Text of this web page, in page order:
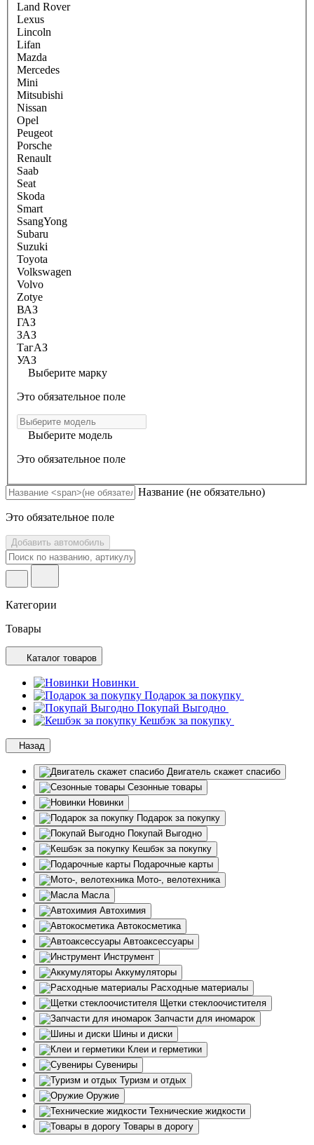
Land Rover
Lexus
Lincoln
Lifan
Mazda
Mercedes
Mini
Mitsubishi
Nissan
Opel
Peugeot
Porsche
Renault
Saab
Seat
Skoda
Smart
SsangYong
Subaru
Suzuki
Toyota
Volkswagen
Volvo
Zotye
ВАЗ
ГАЗ
ЗАЗ
ТагАЗ
УАЗ
Выберите марку
Это обязательное поле
Выберите модель
Это обязательное поле
Название (не обязательно)
Это обязательное поле
Добавить автомобиль
Категории
Товары
Каталог товаров
Новинки
Подарок за покупку
Покупай Выгодно
Кешбэк за покупку
Назад
Двигатель скажет спасибо
Сезонные товары
Новинки
Подарок за покупку
Покупай Выгодно
Кешбэк за покупку
Подарочные карты
Мото-, велотехника
Масла
Автохимия
Автокосметика
Автоаксессуары
Инструмент
Аккумуляторы
Расходные материалы
Щетки стеклоочистителя
Запчасти для иномарок
Шины и диски
Клеи и герметики
Сувениры
Туризм и отдых
Оружие
Технические жидкости
Товары в дорогу